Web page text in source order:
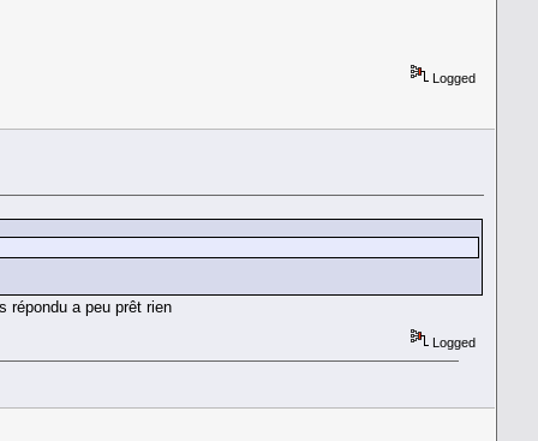
Logged
répondu a peu prêt rien
Logged